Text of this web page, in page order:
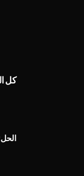
كل
الحل